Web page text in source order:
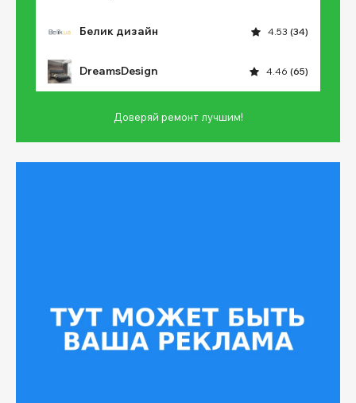
Белик дизайн 4.53 (34)
DreamsDesign 4.46 (65)
Доверяй ремонт лучшим!